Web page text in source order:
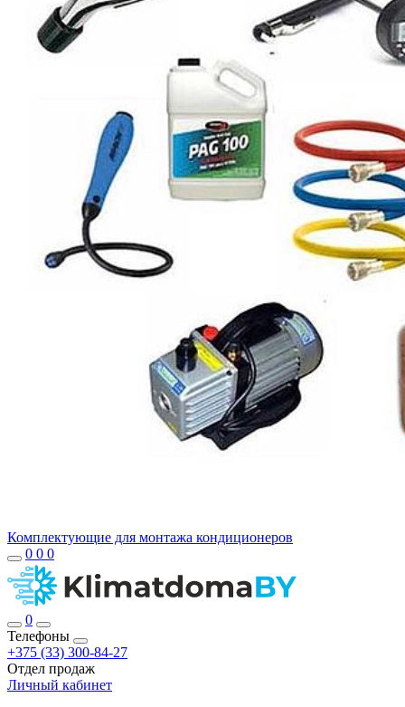
Комплектующие для монтажа кондиционеров
0 0 0
0
Телефоны
+375 (33) 300-84-27
Отдел продаж
Личный кабинет